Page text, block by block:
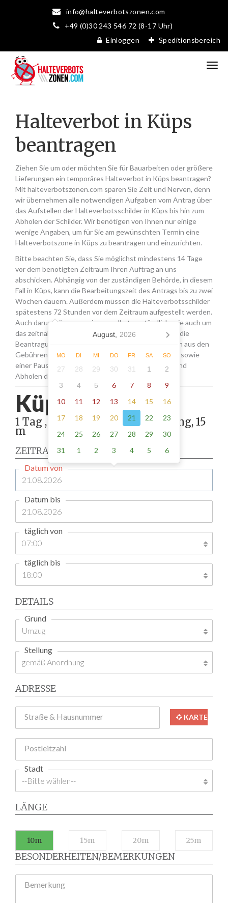
info@halteverbotszonen.com
+49 (0)30 243 546 72 (8-17 Uhr)
Einloggen
Speditionsbereich
Halteverbot in Küps
beantragen
Ziehen Sie um oder möchten Sie für Bauarbeiten oder größere
Lieferungen ein temporäres Halteverbot in Küps beantragen?
Mit halteverbotszonen.com sparen Sie Zeit und Nerven, denn
wir übernehmen alle notwendigen Aufgaben vom Antrag über
das Aufstellen der Halteverbotsschilder in Küps bis hin zum
Abholen der Schilder. Wir benötigen von Ihnen nur einige
wenige Angaben, um für Sie am gewünschten Termin eine
Halteverbotszone in Küps zu beantragen und einzurichten.
Bitte beachten Sie, dass Sie möglichst mindestens 14 Tage
vor dem benötigten Zeitraum Ihren Auftrag an uns
abschicken. Abhängig von der zuständigen Behörde, in diesem
Fall in Küps, kann die Bearbeitungszeit des Antrags bis zu zwei
Wochen dauern. Außerdem müssen die Halteverbotsschilder
spätestens 72 Stunden vor dem Zeitraum aufgestellt werden.
Auch darum kümmern wir uns selbstverständlich, wie auch um
das zeitnahe Entfernen der Schilder. Die Kosten für die
Beantragung eines Halteverbots in Küps setzen sich aus den
Gebühren für den Antrag, der Miete für die Schilder sowie
einer Pauschale für den Transport, das Aufstellen und
Abholen der Schilder zusammen.
Küps - 270.00
1 Tag , Stellung gemäß Anordnung, 15
m
ZEITRAUM
Datum von
Datum bis
täglich von
täglich bis
DETAILS
Grund
Stellung
ADRESSE
Straße & Hausnummer KARTE
Postleitzahl
Stadt
LÄNGE
10m 15m 20m 25m
BESONDERHEITEN/BEMERKUNGEN
Bemerkung
August, 2026
MO DI MI DO FR SA SO
27 28 29 30 31 1
2
3
4 5 6 7 8
9
10
11 12 13 14 15
16
17
18 19 20 21 22
23
24
25 26 27 28 29
30
31
1 2 3 4 5 6